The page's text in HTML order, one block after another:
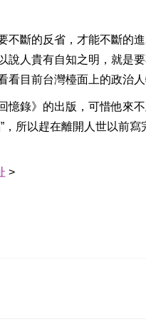
不斷的反省，才能不斷的
說人貴有自知之明，就是
目前台灣檯面上的政治人
憶錄》的出版，可惜他來
所以趕在離開人世以前
>